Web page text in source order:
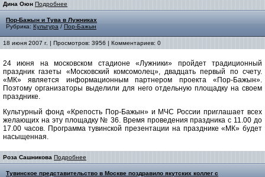
Дина Оюн Подробнее
Пор-Бажын и Тува в Лужниках
Рубрика: Культура / Пор-Бажын
18 июня 2007 г. | Просмотров: 3956 | Комментариев: 0
24 июня на московском стадионе «Лужники» пройдет традиционный
праздник газеты «Московский комсомолец», двадцать первый по счету.
«МК» является информационным партнером проекта «Пор-Бажын».
Поэтому организаторы выделили для него отдельную площадку на своем
празднике.
Культурный фонд «Крепость Пор-Бажын» и МЧС России приглашает всех
желающих на эту площадку № 36. Время проведения праздника с 11.00 до
17.00 часов. Программа тувинской презентации на празднике «МК» будет
насыщенная.
Роза Сашникова Подробнее
Тувинское представительство в Москве поздравило якутских коллег с